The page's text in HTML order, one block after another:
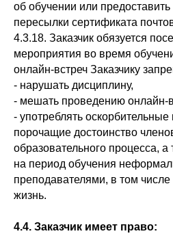
об обучении или
пересылки сертификата
4.3.18. Заказчик обязуется
мероприятия во время
онлайн-встреч Заказчику
- нарушать дисциплину,
- мешать проведению онлайн-
- употреблять
порочащие достоинство
образовательного процесса, а
на период обучения
преподавателями, в том
жизнь.
4.4. Заказчик имеет право: